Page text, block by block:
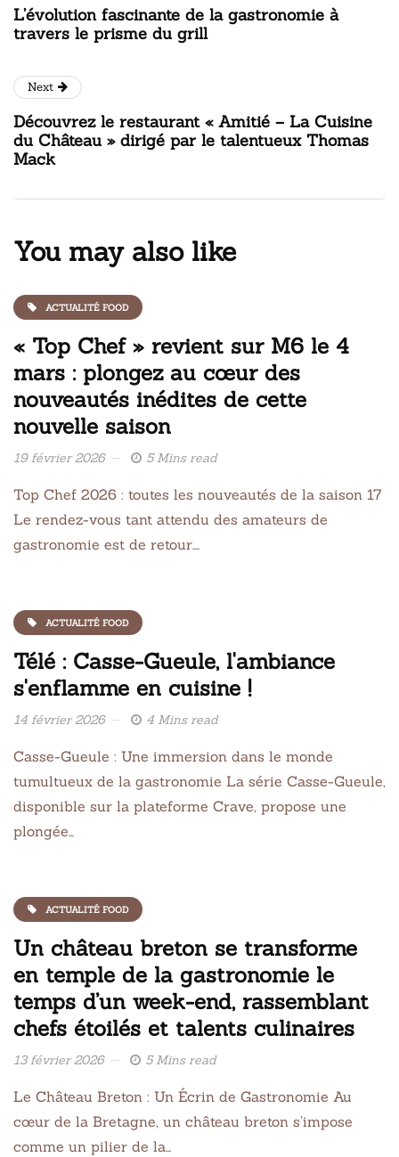
L’évolution fascinante de la gastronomie à
travers le prisme du grill
Next
Découvrez le restaurant « Amitié – La Cuisine
du Château » dirigé par le talentueux Thomas
Mack
You may also like
ACTUALITÉ FOOD
« Top Chef » revient sur M6 le 4
mars : plongez au cœur des
nouveautés inédites de cette
nouvelle saison
19 février 2026 5 Mins read
Top Chef 2026 : toutes les nouveautés de la saison 17
Le rendez-vous tant attendu des amateurs de
gastronomie est de retour….
ACTUALITÉ FOOD
Télé : Casse-Gueule, l'ambiance
s'enflamme en cuisine !
14 février 2026 4 Mins read
Casse-Gueule : Une immersion dans le monde
tumultueux de la gastronomie La série Casse-Gueule,
disponible sur la plateforme Crave, propose une
plongée…
ACTUALITÉ FOOD
Un château breton se transforme
en temple de la gastronomie le
temps d’un week-end, rassemblant
chefs étoilés et talents culinaires
13 février 2026 5 Mins read
Le Château Breton : Un Écrin de Gastronomie Au
cœur de la Bretagne, un château breton s’impose
comme un pilier de la…